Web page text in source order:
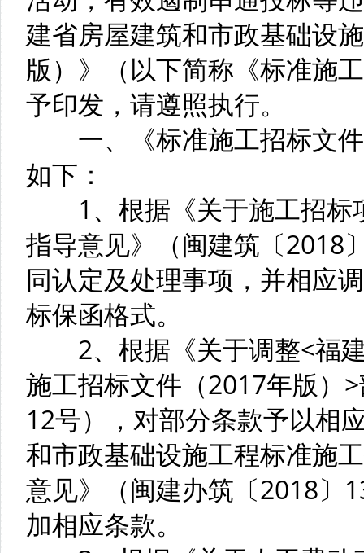
建省房屋建筑和市政基础设
版）》（以下简称《标准施
予印发，请遵照执行。
一、《标准施工招标文件
如下：
1、根据《关于施工招标
指导意见》（闽建筑〔2018
同认定及处理事项，并相应
标保函格式。
2、根据《关于调整<福建
施工招标文件（2017年版）
12号），对部分条款予以相
和市政基础设施工程标准施
意见》（闽建办筑〔2018〕
加相应条款。